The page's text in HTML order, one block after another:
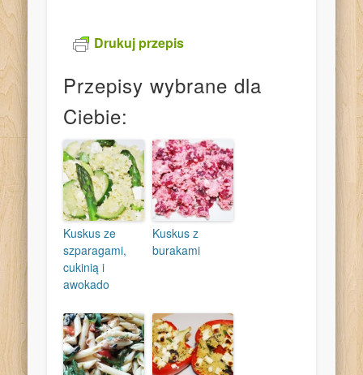
Drukuj przepis
Przepisy wybrane dla
Ciebie:
Kuskus ze
szparagami,
cukinią i
awokado
Kuskus z
burakami